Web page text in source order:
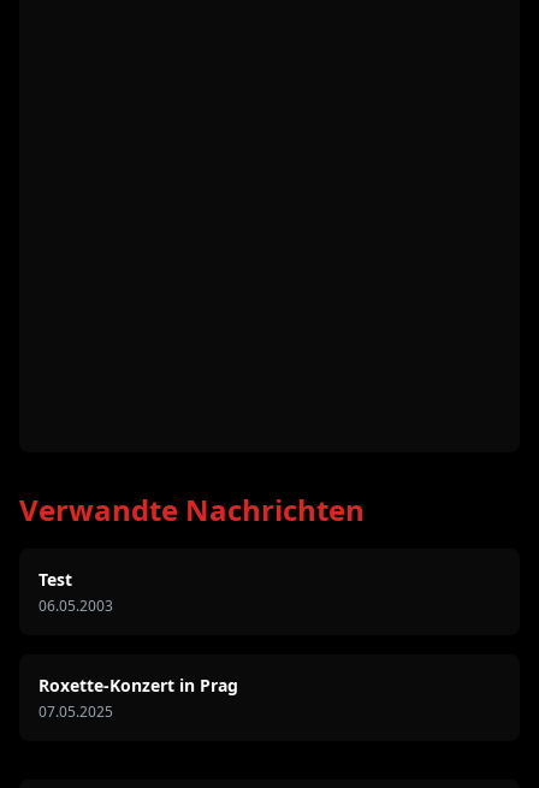
Verwandte Nachrichten
Test
06.05.2003
Roxette-Konzert in Prag
07.05.2025